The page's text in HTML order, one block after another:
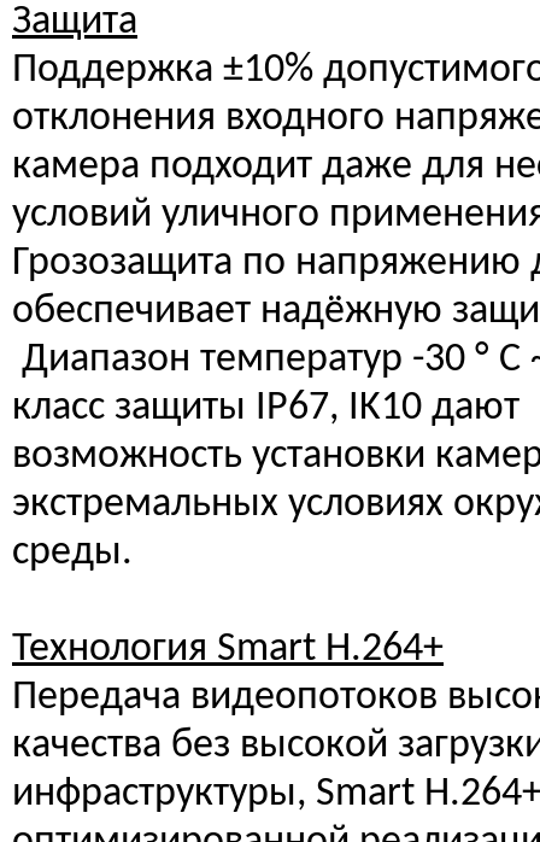
Защита
Поддержка ±10%
отклонения входного
камера подходит даже для
условий уличного
Грозозащита по напряжению
обеспечивает надёжную
Диапазон температур -30 ° C
класс защиты IP67, IK10 дают
возможность установки
экстремальных условиях
среды.
Технология Smart H.264+
Передача видеопотоков
качества без высокой
инфраструктуры, Smart